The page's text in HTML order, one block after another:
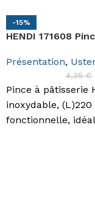
-15%
HENDI 171608
Présentation,
4,35€
Pince à pâtisserie
inoxydable,
fonctionnelle,